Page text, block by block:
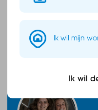
Ik wil mijn
Ik wil